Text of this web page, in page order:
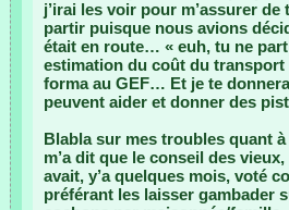
j’irai les voir pour m’assurer
partir puisque nous avions
était en route… « euh, tu ne
estimation du coût du transport
forma au GEF… Et je te
peuvent aider et donner des
Blabla sur mes troubles quant
m’a dit que le conseil des
avait, y’a quelques mois, voté
préférant les laisser gambader